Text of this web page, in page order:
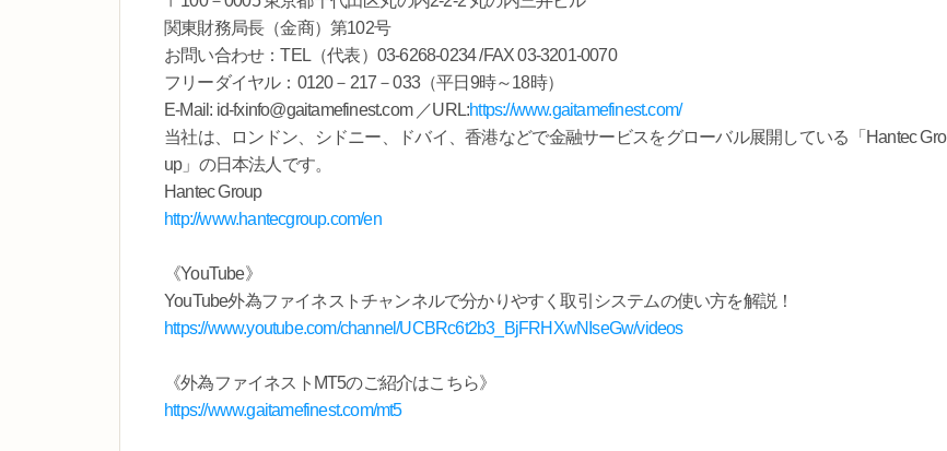
関東財務局長（金商）第102号
お問い合わせ：TEL（代表）03-6268-0234 /FAX 03-3201-0070
フリーダイヤル：0120－217－033（平日9時～18時）
E-Mail: id-fxinfo@gaitamefinest.com ／URL:https://www.gaitamefinest.com/
当社は、ロンドン、シドニー、ドバイ、香港などで金融サービスをグローバル展開している「Hantec Gro
up」の日本法人です。
Hantec Group
http://www.hantecgroup.com/en
《YouTube》
YouTube外為ファイネストチャンネルで分かりやすく取引システムの使い方を解説！
https://www.youtube.com/channel/UCBRc6t2b3_BjFRHXwNIseGw/videos
《外為ファイネストMT5のご紹介はこちら》
https://www.gaitamefinest.com/mt5